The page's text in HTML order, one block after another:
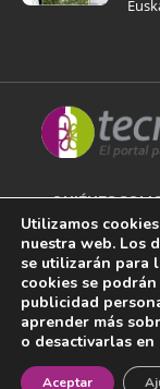
QUIÉNES
AVISO LEGAL
POLÍTICA DE
POLÍTICA DE
CONTACTO
Utilizamos
nuestra web. Los
se utilizarán para
cookies se
publicidad
aprender más
o desactivarlas en
Aceptar